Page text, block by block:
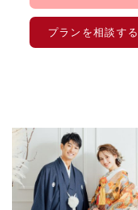
プランを相談する